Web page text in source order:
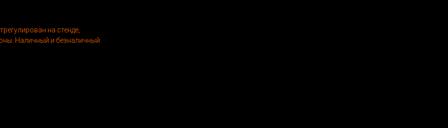
на стенде,
Наличный и безналичный